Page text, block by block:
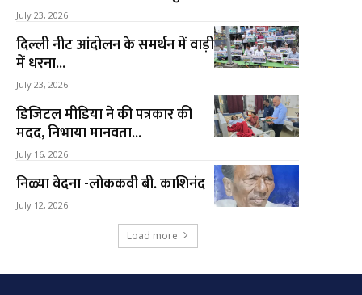
July 23, 2026
दिल्ली नीट आंदोलन के समर्थन में वाड़ी
में धरना...
July 23, 2026
डिजिटल मीडिया ने की पत्रकार की
मदद, निभाया मानवता...
July 16, 2026
निळ्या वेदना -लोककवी बी. काशिनंद
July 12, 2026
Load more